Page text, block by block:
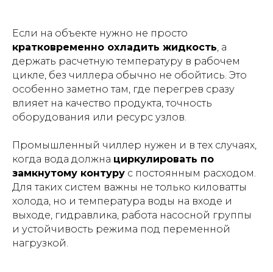
Если на объекте нужно не просто
кратковременно охладить жидкость , а
держать расчетную температуру в рабочем
цикле, без чиллера обычно не обойтись. Это
особенно заметно там, где перегрев сразу
влияет на качество продукта, точность
оборудования или ресурс узлов.
Промышленный чиллер нужен и в тех случаях,
когда вода должна циркулировать по
замкнутому контуру с постоянным расходом.
Для таких систем важны не только киловатты
холода, но и температура воды на входе и
выходе, гидравлика, работа насосной группы
и устойчивость режима под переменной
нагрузкой.